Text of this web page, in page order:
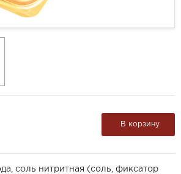
В корзину
соль нитритная (соль, фиксатор